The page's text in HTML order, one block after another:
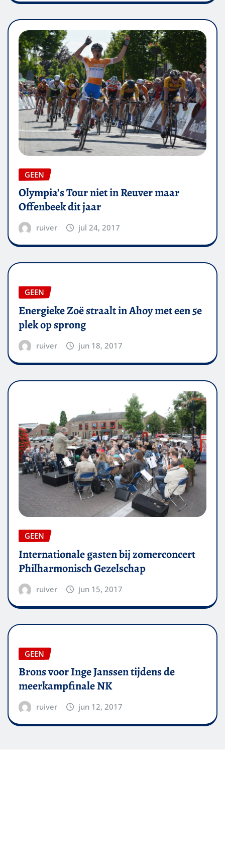
GEEN
Olympia’s Tour niet in Reuver maar
Offenbeek dit jaar
ruiver jul 24, 2017
GEEN
Energieke Zoë straalt in Ahoy met een 5e
plek op sprong
ruiver jun 18, 2017
GEEN
Internationale gasten bij zomerconcert
Philharmonisch Gezelschap
ruiver jun 15, 2017
GEEN
Brons voor Inge Janssen tijdens de
meerkampfinale NK
ruiver jun 12, 2017